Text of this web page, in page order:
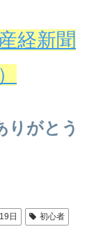
経新聞
りがとう
日
初心者